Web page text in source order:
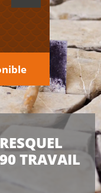
TRAVAIL